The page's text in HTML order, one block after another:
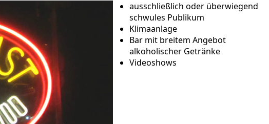
ausschließlich oder überwiegend
schwules Publikum
Klimaanlage
Bar mit breitem Angebot
alkoholischer Getränke
Videoshows